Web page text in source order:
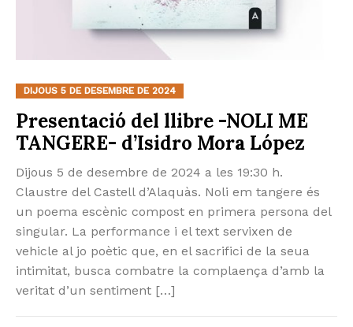
DIJOUS 5 DE DESEMBRE DE 2024
Presentació del llibre -NOLI ME
TANGERE- d’Isidro Mora López
Dijous 5 de desembre de 2024 a les 19:30 h.
Claustre del Castell d’Alaquàs. Noli em tangere és
un poema escènic compost en primera persona del
singular. La performance i el text servixen de
vehicle al jo poètic que, en el sacrifici de la seua
intimitat, busca combatre la complaença d’amb la
veritat d’un sentiment […]